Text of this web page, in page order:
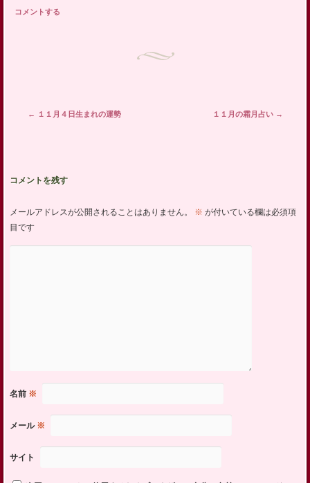
コメントする
投稿ナビゲーション
← １１月４日生まれの運勢 １１月の霜月占い →
コメントを残す
メールアドレスが公開されることはありません。 ※ が付いている欄は必須項
目です
名前 ※
メール ※
サイト